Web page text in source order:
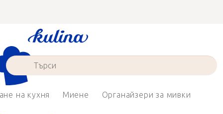
съдържанието
на кухня Миене Органайзери за мивки